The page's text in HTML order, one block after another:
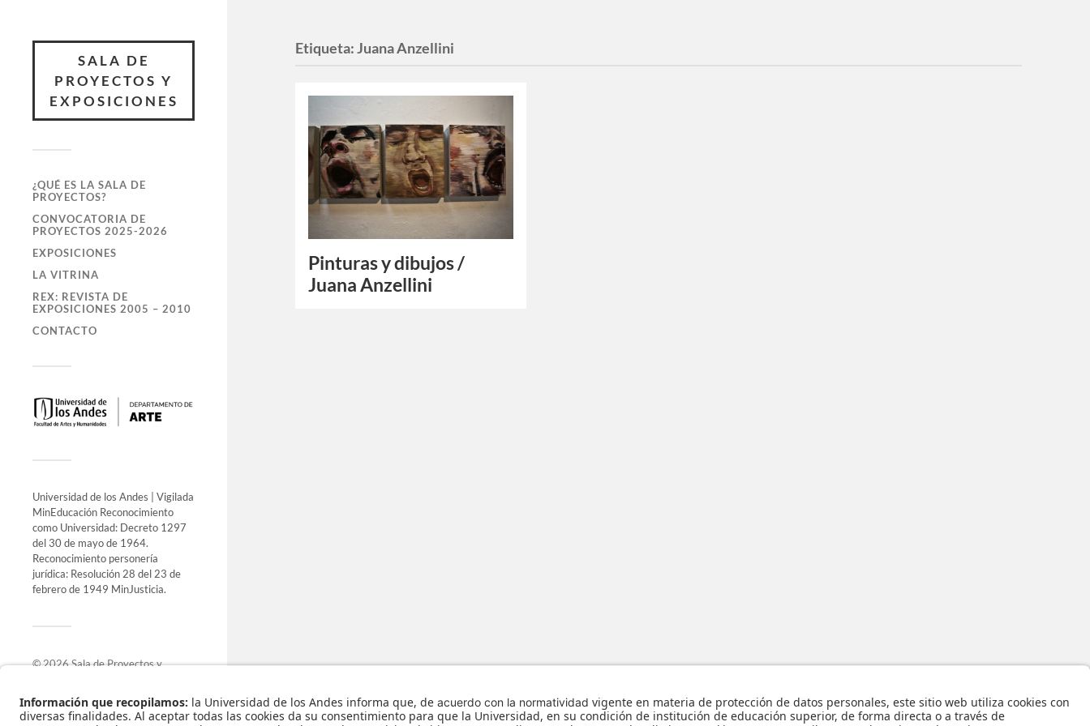
SALA DE
PROYECTOS Y
EXPOSICIONES
¿QUÉ ES LA SALA DE
PROYECTOS?
CONVOCATORIA DE
PROYECTOS 2025-2026
EXPOSICIONES
LA VITRINA
REX: REVISTA DE
EXPOSICIONES 2005 – 2010
CONTACTO
Universidad de los Andes | Vigilada
MinEducación Reconocimiento
como Universidad: Decreto 1297
del 30 de mayo de 1964.
Reconocimiento personería
jurídica: Resolución 28 del 23 de
febrero de 1949 MinJusticia.
© 2026Sala de Proyectos y
Funciona con
.
Tema deAnders Norén.
Etiqueta:Juana Anzellini
Pinturas y dibujos /
Juana Anzellini